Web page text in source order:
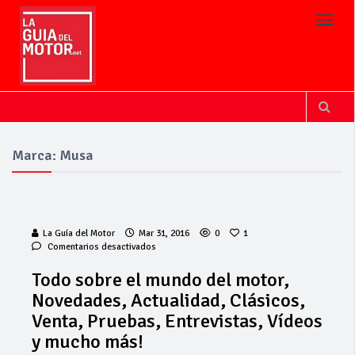
Marca: Musa
La Guía del Motor Mar 31, 2016 0
1
Comentarios desactivados
el
mundo
del
motor,
Todo sobre el mundo del motor,
Novedades, Actualidad, Clásicos,
Venta, Pruebas, Entrevistas, Vídeos
y mucho más!